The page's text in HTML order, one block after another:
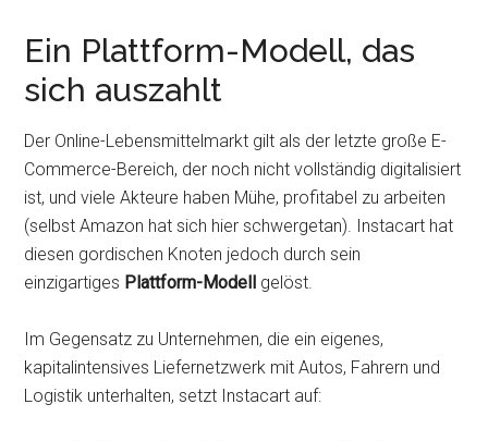
Ein Plattform-Modell, das
sich auszahlt
Der Online-Lebensmittelmarkt gilt als der letzte große E-
Commerce-Bereich, der noch nicht vollständig digitalisiert
ist, und viele Akteure haben Mühe, profitabel zu arbeiten
(selbst Amazon hat sich hier schwergetan). Instacart hat
diesen gordischen Knoten jedoch durch sein
einzigartiges Plattform-Modell gelöst.
Im Gegensatz zu Unternehmen, die ein eigenes,
kapitalintensives Liefernetzwerk mit Autos, Fahrern und
Logistik unterhalten, setzt Instacart auf: